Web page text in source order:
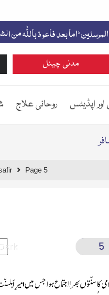
مدنی چینل
اپڈیٹس روحانی علاج
Page 5
کا سنّتوں بھرا اجتماع ہوا جس میںامیرِ